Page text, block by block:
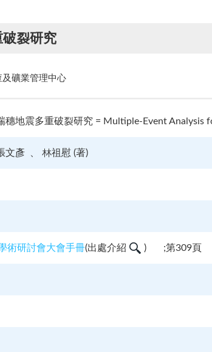
裂研究
礦業管理中心
穗地震多重破裂研究 = Multiple-Event Analysis
文彥 林祖慰 (著)
術研討會大會手冊(出處介紹 ) ;第309頁